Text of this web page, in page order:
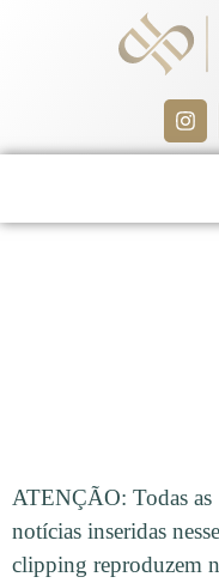
ATENÇÃO: Todas as
notícias inseridas nesse
clipping reproduzem